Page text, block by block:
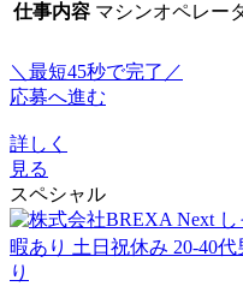
仕事内容 マシンオペレー
＼最短45秒で完了／
応募へ進む
詳しく
見る
スペシャル